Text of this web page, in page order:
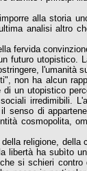
alla storia
analisi altro
fervida
futuro utopistico.
l'umanità
non ha alcun
un utopistico
irredimibili.
senso di
cosmopolita,
religione,
libertà ha subìto
si schieri